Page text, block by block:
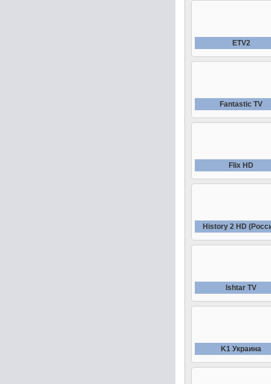
ETV2
Fantastic TV
Fliх HD
History 2 HD
Ishtar TV
K1 Украина